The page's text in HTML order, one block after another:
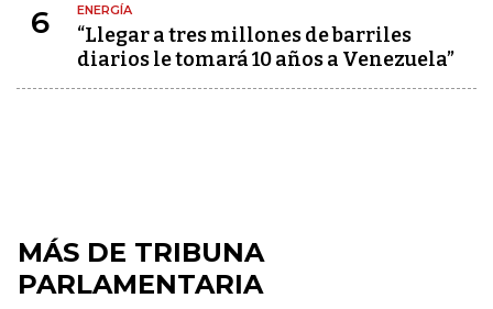
6 ENERGÍA
“Llegar a tres millones de barriles
diarios le tomará 10 años a Venezuela”
MÁS DE TRIBUNA
PARLAMENTARIA